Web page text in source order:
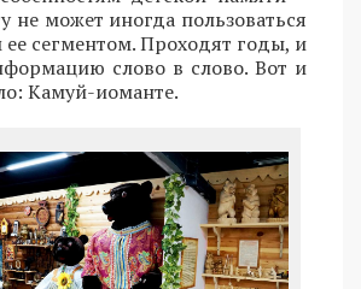
не может иногда пользоваться
сегментом. Проходят годы, и
слово в слово. Вот и
Камуй-иоманте.